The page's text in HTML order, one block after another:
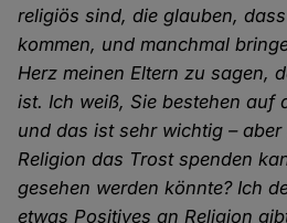
religiös sind, die glauben,
kommen, und manchmal
Herz meinen Eltern zu sagen,
ist. Ich weiß, Sie bestehen auf
und das ist sehr wichtig –
Religion das Trost spenden
gesehen werden könnte? Ich
etwas Positives an Religion